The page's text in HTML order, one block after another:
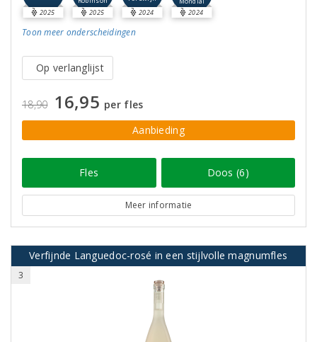
2025 2025 2024 2024
Toon meer onderscheidingen
Op verlanglijst
18,90 16,95 per fles
Aanbieding
Fles Doos (6)
Meer informatie
Verfijnde Languedoc-rosé in een stijlvolle magnumfles
3